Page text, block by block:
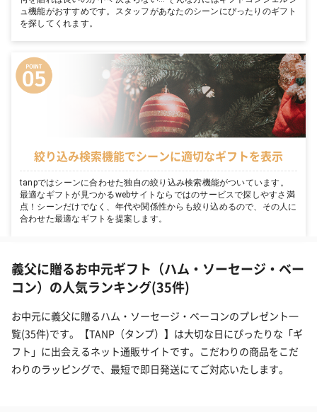
ュ機能がおすすめです。スタッフがあなたのシーンにぴったりのギフト
を探してくれます。
絞り込み検索機能でシーンに適切なギフトを表示
tanpではシーンに合わせた独自の絞り込み検索機能がついています。
最適なギフトが見つかるwebサイトならではのサービスで探しやすさ満
点！シーンだけでなく、年代や関係性からも絞り込めるので、その人に
合わせた最適なギフトを提案します。
義父に贈るお中元ギフト（ハム・ソーセージ・ベー
コン）の人気ランキング(35件)
お中元に義父に贈るハム・ソーセージ・ベーコンのプレゼント一
覧(35件)です。【TANP（タンプ）】は大切な日にぴったりな「ギ
フト」に出会えるネット通販サイトです。こだわりの商品をこだ
わりのラッピングで、最短で即日発送にてご対応いたします。